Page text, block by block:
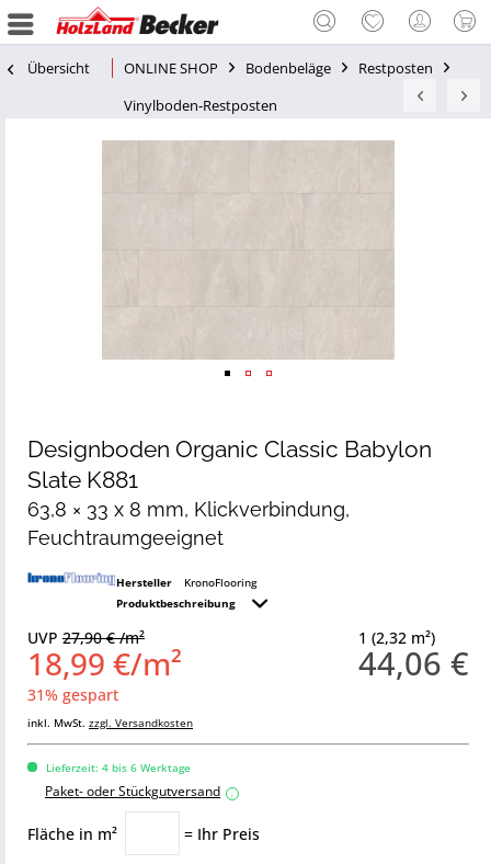
Übersicht ONLINE SHOP Bodenbeläge
Restposten
Vinylboden-Restposten
Designboden Organic Classic Babylon
Slate K881
63,8 × 33 x 8 mm, Klickverbindung,
Feuchtraumgeeignet
Hersteller
KronoFlooring
Produktbeschreibung
1 (2,32 m²)
44,06 €
UVP 27,90 € /m²
18,99 €/m²
31% gespart
inkl. MwSt. zzgl. Versandkosten
Lieferzeit: 4 bis 6 Werktage
Paket- oder Stückgutversand i
Fläche in m² = Ihr Preis